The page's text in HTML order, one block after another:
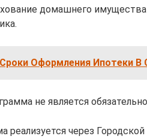
домашнего имущества
Сроки Оформления Ипотеки В
не является
реализуется через